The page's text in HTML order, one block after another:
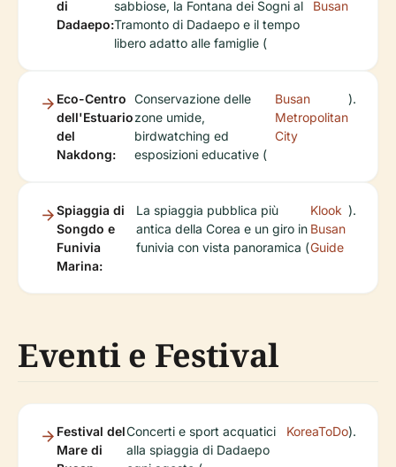
di
Dadaepo:
sabbiose, la Fontana dei Sogni al
Tramonto di Dadaepo e il tempo
libero adatto alle famiglie (
Busan
Eco-Centro
dell'Estuario
del
Nakdong:
Conservazione delle
zone umide,
birdwatching ed
esposizioni educative (
Busan
Metropolitan
City
).
Spiaggia di
Songdo e
Funivia
Marina:
La spiaggia pubblica più
antica della Corea e un giro in
funivia con vista panoramica (
Klook
Busan
Guide
).
Eventi e Festival
Festival del
Mare di
Concerti e sport acquatici
alla spiaggia di Dadaepo
KoreaToDo).